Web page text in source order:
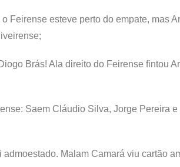
Feirense esteve perto do empate, mas
Brás! Ala direito do Feirense fintou
Saem Cláudio Silva, Jorge Pereira
admoestado. Malam Camará viu cartão